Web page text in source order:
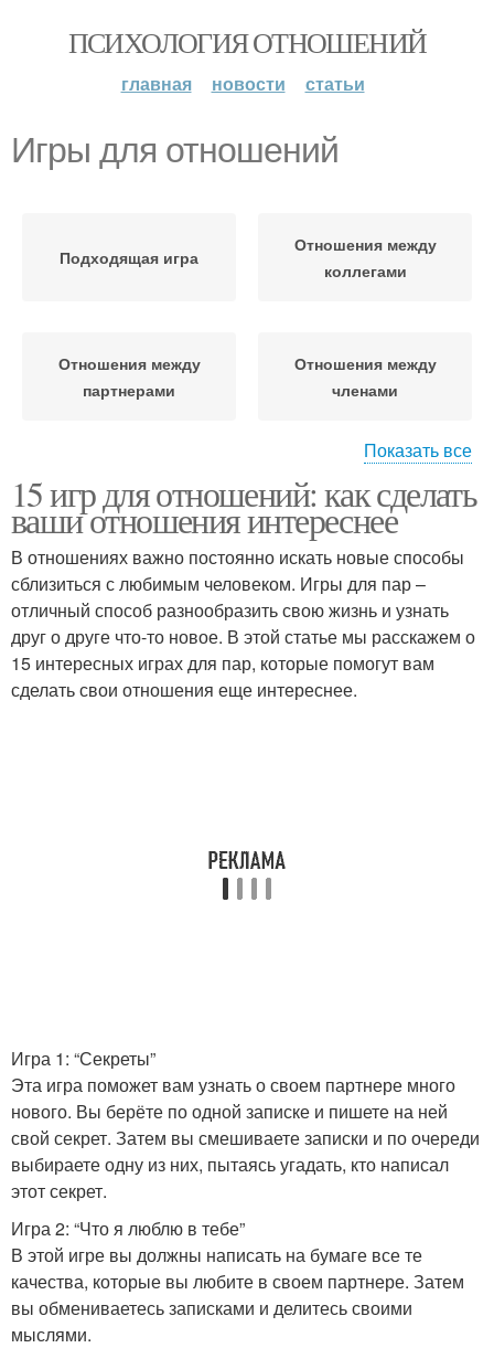
ПСИХОЛОГИЯ ОТНОШЕНИЙ
главная новости статьи
Игры для отношений
Подходящая игра
Отношения между
коллегами
Отношения между
партнерами
Отношения между
членами
друзьями
Совместные игры
Психологические игры Игры для укрепления
Показать все
15 игр для отношений: как сделать
ваши отношения интереснее
В отношениях важно постоянно искать новые способы
сблизиться с любимым человеком. Игры для пар –
отличный способ разнообразить свою жизнь и узнать
друг о друге что-то новое. В этой статье мы расскажем о
15 интересных играх для пар, которые помогут вам
сделать свои отношения еще интереснее.
Игра 1: “Секреты”
Эта игра поможет вам узнать о своем партнере много
нового. Вы берёте по одной записке и пишете на ней
свой секрет. Затем вы смешиваете записки и по очереди
выбираете одну из них, пытаясь угадать, кто написал
этот секрет.
Игра 2: “Что я люблю в тебе”
В этой игре вы должны написать на бумаге все те
качества, которые вы любите в своем партнере. Затем
вы обмениваетесь записками и делитесь своими
мыслями.